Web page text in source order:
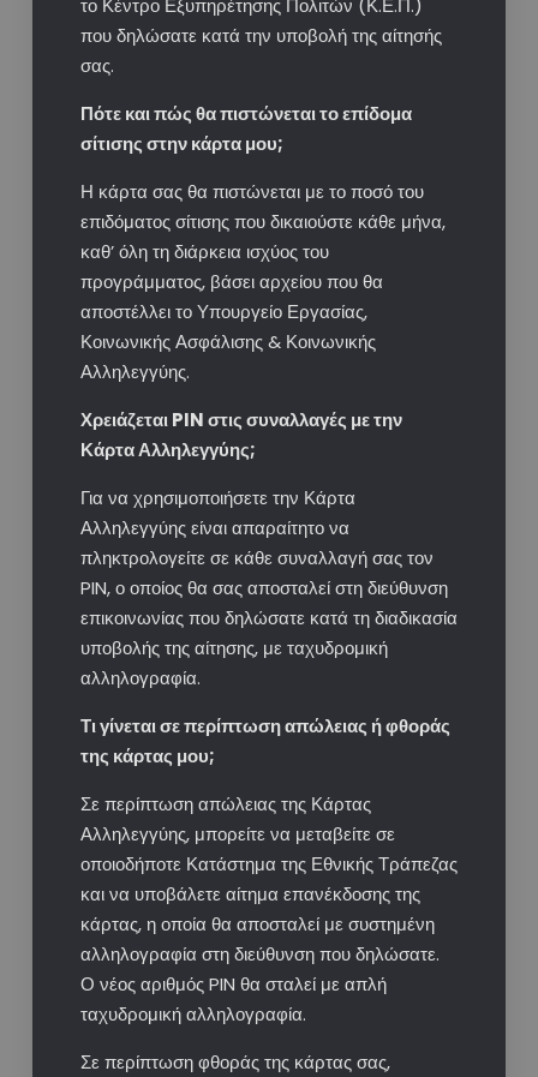
το Κέντρο Εξυπηρέτησης Πολιτών (Κ.Ε.Π.)​
που δηλώσατε ​κατά την υποβολή της αίτησής
σας.
Πότε και πώς θα πιστώνεται το επίδομα
σίτισης στην κάρτα μου;​
Η κάρτα σας θα πιστώνεται με το ποσό του
επιδόματος σίτισης που δικαιούστε κάθε μήνα,
καθ’ όλη τη διάρκεια ισχύος του
προγράμματος, βάσει αρχείου που θα
αποστέλλει το Υπουργείο Εργασίας,
Κοινωνικής Ασφάλισης & Κοινωνικής
Αλληλεγγύης.
Χρειάζεται PIN στις συναλλαγές με την
Κάρτα Αλληλεγγύης;​
Για να χρησιμοποιήσετε την Κάρτα
Αλληλεγγύης είναι απαραίτητο να
πληκτρολογείτε σε κάθε συναλλαγή σας τον
PIN, ο οποίος θα σας αποσταλεί στη διεύθυνση
επικοινωνίας που δηλώσατε κατά τη διαδικασία
υποβολής της αίτησης, με ταχυδρομική
αλληλογραφία.
Τι γίνεται σε περίπτωση απώλειας ή φθοράς
της κάρτας μου;​
Σε περίπτωση απώλειας της Κάρτας
Αλληλεγγύης, μπορείτε να μεταβείτε σε
οποιοδήποτε Κατάστημα της Εθνικής Τράπεζας
και να υποβάλετε αίτημα επανέκδοσης της
κάρτας, η οποία θα αποσταλεί με συστημένη
αλληλογραφία στη διεύθυνση που δηλώσατε.
Ο νέος αριθμός PIN θα σταλεί με απλή
ταχυδρομική αλληλογραφία.
Σε περίπτωση φθοράς της κάρτας σας,